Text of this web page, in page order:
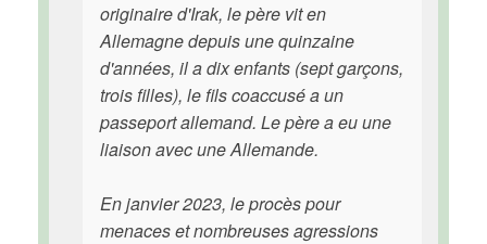
originaire d'Irak, le père vit en
Allemagne depuis une quinzaine
d'années, il a dix enfants (sept garçons,
trois filles), le fils coaccusé a un
passeport allemand. Le père a eu une
liaison avec une Allemande.
En janvier 2023, le procès pour
menaces et nombreuses agressions